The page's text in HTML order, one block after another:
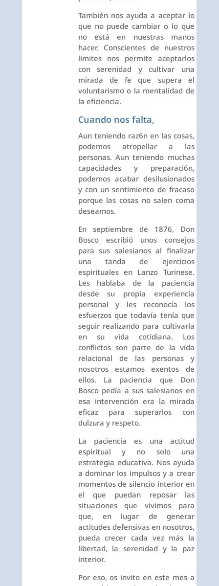
También nos ayuda a aceptar lo
que no puede cambiar o lo que
no está en nuestras manos
hacer. Conscientes de nuestros
limites nos permite aceptarlos
con serenidad y cultivar una
mirada de fe que supera el
voluntarismo o la mentalidad de
la eficiencia.
Cuando nos falta,
Aun teniendo raz6n en las cosas,
podemos atropellar a las
personas. Aun teniendo muchas
capacidades y preparaci6n,
podemos acabar desilusionados
y con un sentimiento de fracaso
porque las cosas no salen coma
deseamos.
En septiembre de 1876, Don
Bosco escribió unos consejos
para sus salesianos al finalizar
una tanda de ejercicios
espirituales en Lanzo Turinese.
Les hablaba de la paciencia
desde su propia experiencia
personal y les reconocía los
esfuerzos que todavía tenía que
seguir realizando para cultivarla
en su vida cotidiana. Los
conflictos son parte de la vida
relacional de las personas y
nosotros estamos exentos de
ellos. La paciencia que Don
Bosco pedía a sus salesianos en
esa intervención era la mirada
eficaz para superarlos con
dulzura y respeto.
La paciencia es una actitud
espiritual y no solo una
estrategia educativa. Nos ayuda
a dominar los impulsos y a crear
momentos de silencio interior en
el que puedan reposar las
situaciones que vivimos para
que, en lugar de generar
actitudes defensivas en nosotros,
pueda crecer cada vez más la
libertad, la serenidad y la paz
interior.
Por eso, os invito en este mes a